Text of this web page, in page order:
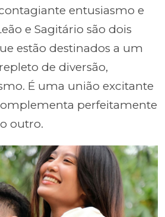
entusiasmo e
e Sagitário são dois
estão destinados a um
de diversão,
É uma união excitante
perfeitamente
outro.